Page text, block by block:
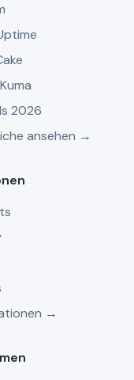
2026
ansehen →
→